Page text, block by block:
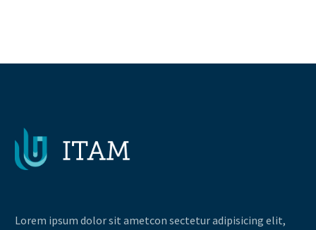
Lorem ipsum dolor sit ametcon sectetur adipisicing elit,